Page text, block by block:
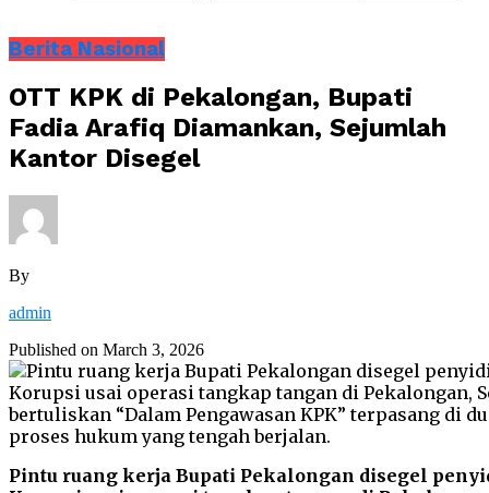
Berita Nasional
OTT KPK di Pekalongan, Bupati
Fadia Arafiq Diamankan, Sejumlah
Kantor Disegel
By
admin
Published on March 3, 2026
Pintu ruang kerja Bupati Pekalongan disegel